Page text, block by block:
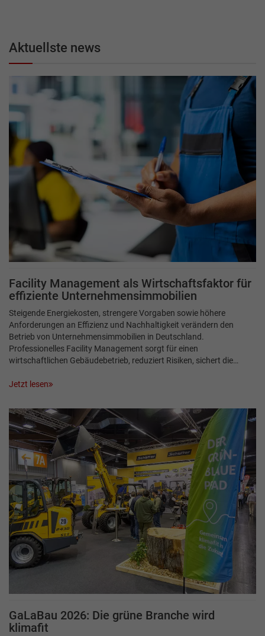
Aktuellste news
Facility Management als Wirtschaftsfaktor für
effiziente Unternehmensimmobilien
Steigende Energiekosten, strengere Vorgaben sowie höhere
Anforderungen an Effizienz und Nachhaltigkeit verändern den
Betrieb von Unternehmensimmobilien in Deutschland.
Professionelles Facility Management sorgt für einen
wirtschaftlichen Gebäudebetrieb, reduziert Risiken, sichert die…
Jetzt lesen
GaLaBau 2026: Die grüne Branche wird
klimafit